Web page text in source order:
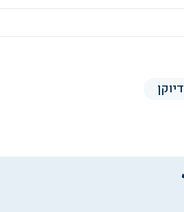
דיוקן